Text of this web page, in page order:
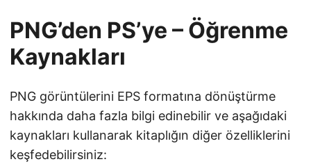
PNG’den PS’ye – Öğrenme
Kaynakları
PNG görüntülerini EPS formatına dönüştürme
hakkında daha fazla bilgi edinebilir ve aşağıdaki
kaynakları kullanarak kitaplığın diğer özelliklerini
keşfedebilirsiniz: